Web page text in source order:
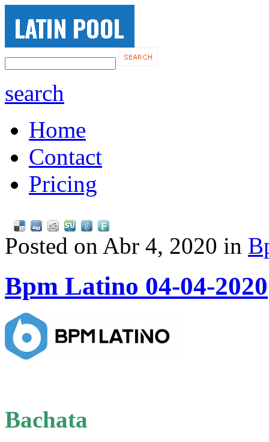
search
Home
Contact
Pricing
Posted on Abr 4, 2020 in
Bpm Latino 04-04-2020
Bachata